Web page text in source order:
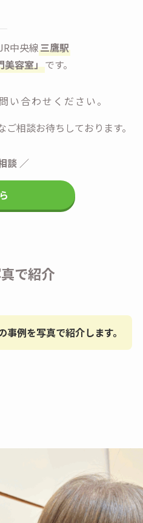
中央線三鷹駅
美容室」です。
い合わせください。
相談お待ちしております。
談 ／
で紹介
例を写真で紹介します。